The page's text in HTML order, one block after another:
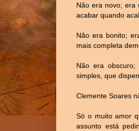
Não era novo; era
acabar quando
Não era bonito;
mais completa
Não era obscuro;
simples, que
Clemente Soares
Só o muito amor
assunto está